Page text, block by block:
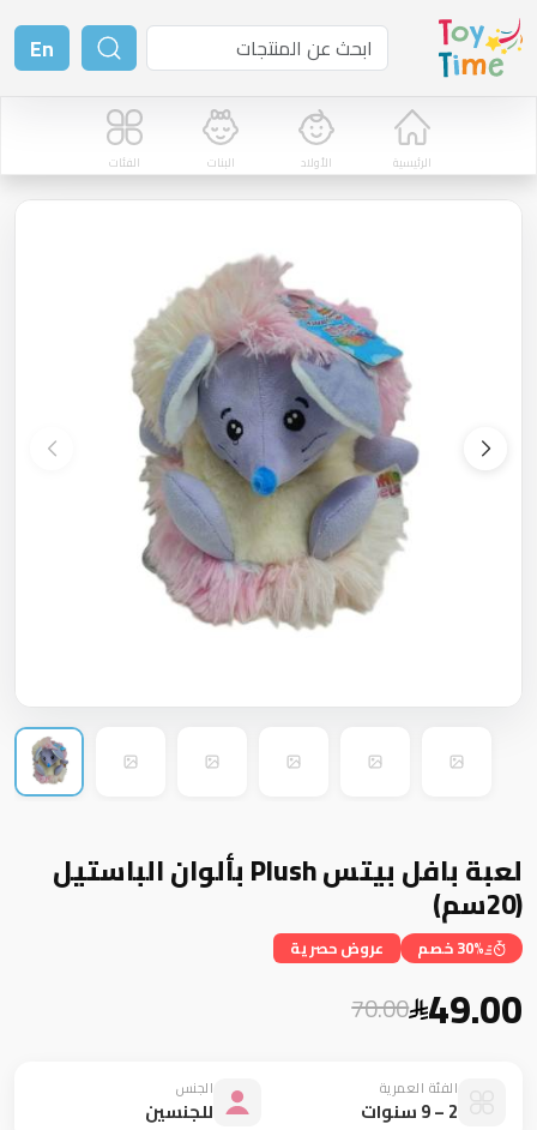
En
الرئيسية الأولاد البنات الفئات
لعبة بافل بيتس Plush بألوان الباستيل
(20سم)
30% خصم عروض حصرية
49.00
70.00
الفئة العمرية
2 – 9 سنوات
الجنس
للجنسين